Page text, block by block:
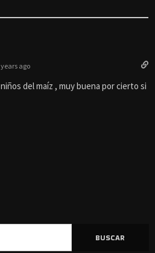
years ago
del maíz , muy buena por cierto si